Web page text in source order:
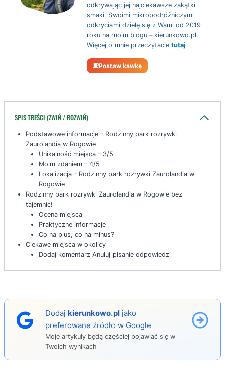
odkrywając jej najciekawsze zakątki i
smaki. Swoimi mikropodróżniczymi
odkryciami dzielę się z Wami od 2019
roku na moim blogu – kierunkowo.pl.
Więcej o mnie przeczytacietutaj
Postaw kawkę
SPIS TREŚCI (ZWIŃ / ROZWIŃ)
Podstawowe informacje – Rodzinny park rozrywki
Zaurolandia w Rogowie
Unikalność miejsca – 3/5
Moim zdaniem – 4/5
Lokalizacja – Rodzinny park rozrywki Zaurolandia w
Rogowie
Rodzinny park rozrywki Zaurolandia w Rogowie bez
tajemnic!
Ocena miejsca
Praktyczne informacje
Co na plus, co na minus?
Ciekawe miejsca w okolicy
Dodaj komentarz Anuluj pisanie odpowiedzi
Dodajkierunkowo.pl jako
preferowane źródło w Google
Moje artykuły będą częściej pojawiać się w
Twoich wynikach